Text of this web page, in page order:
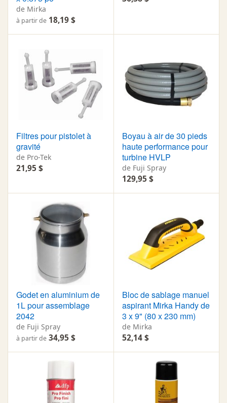
de Mirka
à partir de 18,19 $
Filtres pour pistolet à
gravité
de Pro-Tek
21,95 $
Boyau à air de 30 pieds
haute performance pour
turbine HVLP
de Fuji Spray
129,95 $
Godet en aluminium de
1L pour assemblage
2042
de Fuji Spray
à partir de 34,95 $
Bloc de sablage manuel
aspirant Mirka Handy de
3 x 9" (80 x 230 mm)
de Mirka
52,14 $